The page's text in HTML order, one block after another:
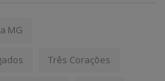
MG
Três Corações